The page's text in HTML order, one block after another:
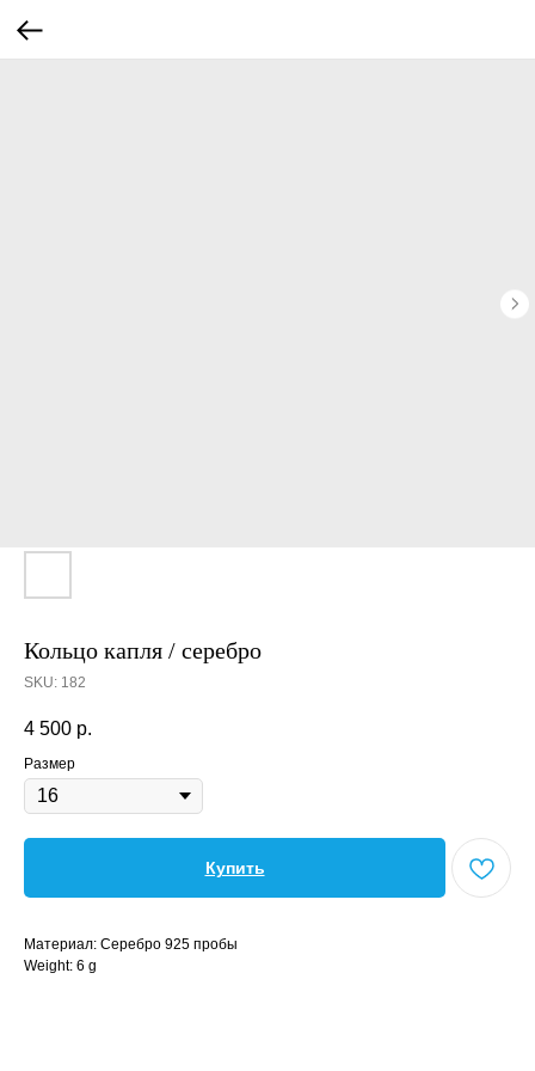
Кольцо капля / серебро
SKU: 182
4 500 р.
Размер
Купить
Материал: Серебро 925 пробы
Weight: 6 g